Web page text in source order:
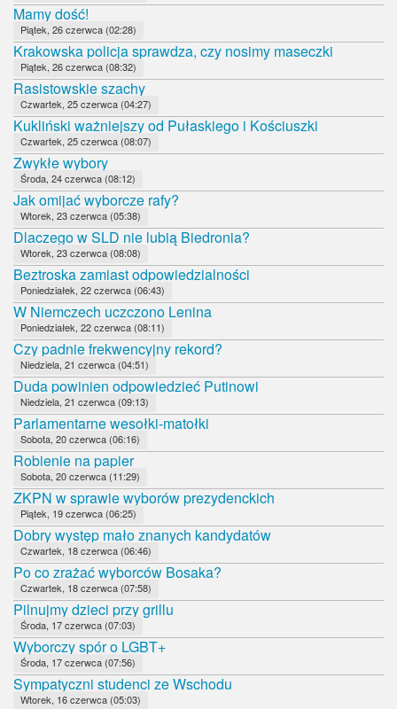
Mamy dość!
Piątek, 26 czerwca (02:28)
Krakowska policja sprawdza, czy nosimy maseczki
Piątek, 26 czerwca (08:32)
Rasistowskie szachy
Czwartek, 25 czerwca (04:27)
Kukliński ważniejszy od Pułaskiego i Kościuszki
Czwartek, 25 czerwca (08:07)
Zwykłe wybory
Środa, 24 czerwca (08:12)
Jak omijać wyborcze rafy?
Wtorek, 23 czerwca (05:38)
Dlaczego w SLD nie lubią Biedronia?
Wtorek, 23 czerwca (08:08)
Beztroska zamiast odpowiedzialności
Poniedziałek, 22 czerwca (06:43)
W Niemczech uczczono Lenina
Poniedziałek, 22 czerwca (08:11)
Czy padnie frekwencyjny rekord?
Niedziela, 21 czerwca (04:51)
Duda powinien odpowiedzieć Putinowi
Niedziela, 21 czerwca (09:13)
Parlamentarne wesołki-matołki
Sobota, 20 czerwca (06:16)
Robienie na papier
Sobota, 20 czerwca (11:29)
ZKPN w sprawie wyborów prezydenckich
Piątek, 19 czerwca (06:25)
Dobry występ mało znanych kandydatów
Czwartek, 18 czerwca (06:46)
Po co zrażać wyborców Bosaka?
Czwartek, 18 czerwca (07:58)
Pilnujmy dzieci przy grillu
Środa, 17 czerwca (07:03)
Wyborczy spór o LGBT+
Środa, 17 czerwca (07:56)
Sympatyczni studenci ze Wschodu
Wtorek, 16 czerwca (05:03)